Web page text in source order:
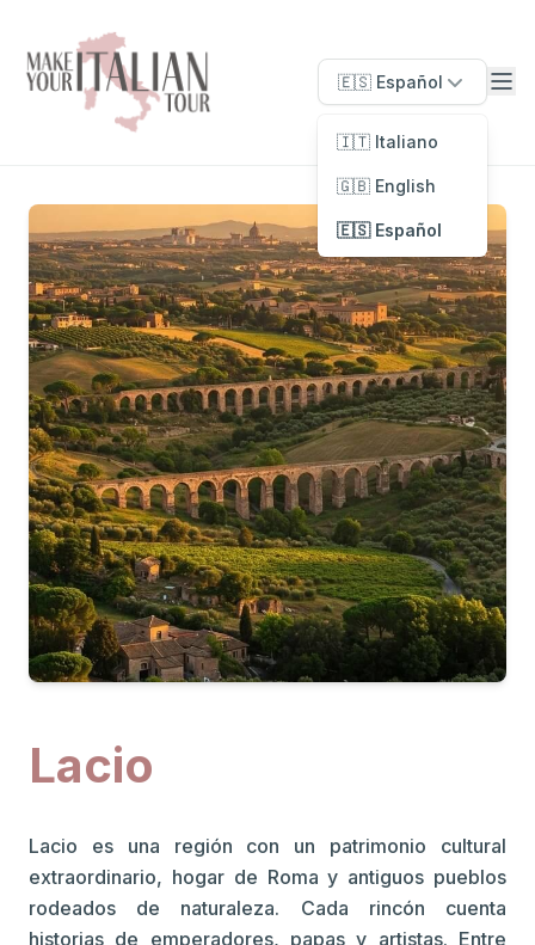
🇪🇸 Español
🇮🇹 Italiano
🇬🇧 English
🇪🇸 Español
Lacio
Lacio es una región con un patrimonio cultural
extraordinario, hogar de Roma y antiguos pueblos
rodeados de naturaleza. Cada rincón cuenta
historias de emperadores, papas y artistas. Entre